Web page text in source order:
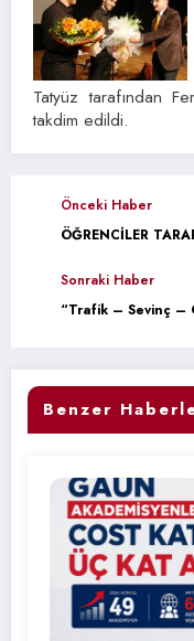
Tatyüz tarafından
takdim edildi.
Önceki Haber
ÖĞRENCİLER
Sonraki Haber
“Trafik – Sevinç –
Benzer